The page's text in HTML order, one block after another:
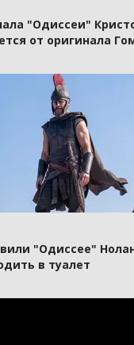
"Одиссеи"
от оригинала
"Одиссее"
в туалет